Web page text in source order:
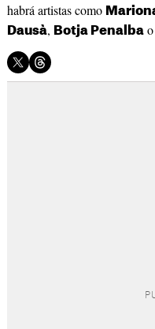
habrá artistas como
Dausà, Botja Penalbao